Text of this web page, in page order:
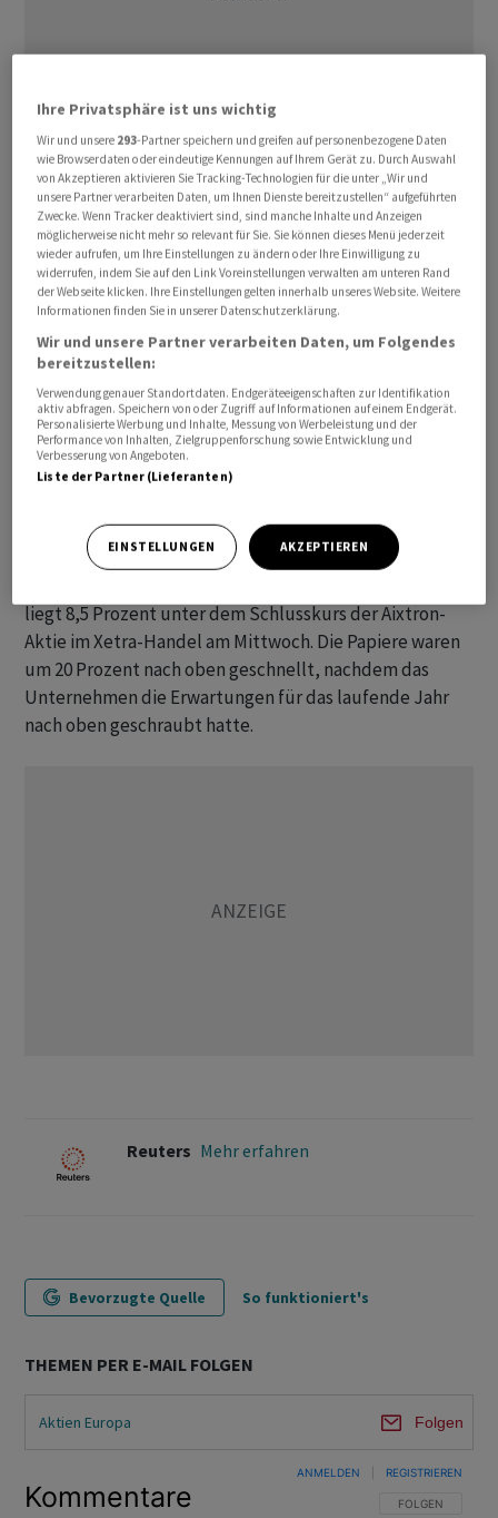
Als Verwendungszweck seien unter anderem
«Investitionen zur Unterstützung des ‌organischen
Wachstums sowie Akquisitionen und Aktienrückkäufe»
‌denkbar, teilteAixtronam Mittwochabend in
Herzogenrath bei Aachen mit. Die Wandelanleihe läuft
über fünf Jahre bis April 2031. Der Umtausch inAixtron
Aktien lohnt sich für ‌die Zeichner der Anleihe, wenn der
Aktienkurs bis dahin um 30 Prozent auf mehr als 51 ​Euro
steigt. Das Volumen der Anleihe ​entspricht einem Anteil
von ​knapp acht Prozent am Aixtron-Grundkapital.
Platzierung von Aixtron-Aktien im Auftrag einiger
Zeichner der Wandelanleihe ermittelt worden, die sich
⁠liegt 8,5 Prozent unter ​dem Schlusskurs der Aixtron-
Aktie ⁠im Xetra-Handel am Mittwoch. Die Papiere waren
um ‌20 Prozent nach oben geschnellt, nachdem das
Unternehmen die Erwartungen für das laufende ‌Jahr
nach oben geschraubt hatte.
Reuters Mehr erfahren
Bevorzugte Quelle So funktioniert's
THEMEN PER E-MAIL FOLGEN
Aktien Europa Folgen
Kommentare FOLGE DIESER
FOLGEN
ANMELDEN REGISTRIEREN
Ihre Privatsphäre ist uns wichtig
Wir und unsere 293-Partner speichern und greifen auf personenbezogene Daten
wie Browserdaten oder eindeutige Kennungen auf Ihrem Gerät zu. Durch Auswahl
von Akzeptieren aktivieren Sie Tracking-Technologien für die unter „Wir und
unsere Partner verarbeiten Daten, um Ihnen Dienste bereitzustellen“ aufgeführten
Zwecke. Wenn Tracker deaktiviert sind, sind manche Inhalte und Anzeigen
möglicherweise nicht mehr so relevant für Sie. Sie können dieses Menü jederzeit
wieder aufrufen, um Ihre Einstellungen zu ändern oder Ihre Einwilligung zu
widerrufen, indem Sie auf den Link Voreinstellungen verwalten am unteren Rand
der Webseite klicken. Ihre Einstellungen gelten innerhalb unseres Website. Weitere
Informationen finden Sie in unserer Datenschutzerklärung.
Wir und unsere Partner verarbeiten Daten, um Folgendes
bereitzustellen:
Verwendung genauer Standortdaten. Endgeräteeigenschaften zur Identifikation
aktiv abfragen. Speichern von oder Zugriff auf Informationen auf einem Endgerät.
Personalisierte Werbung und Inhalte, Messung von Werbeleistung und der
Performance von Inhalten, Zielgruppenforschung sowie Entwicklung und
Verbesserung von Angeboten.
Liste der Partner (Lieferanten)
EINSTELLUNGEN AKZEPTIEREN